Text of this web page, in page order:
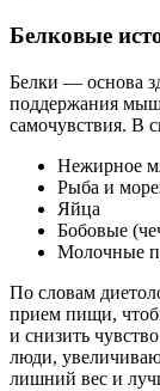
Белковые
Белки — основа
поддержания
самочувствия. В
Нежирное
Рыба и
Яйца
Бобовые
Молочные
По словам
прием пищи,
и снизить
люди,
лишний вес и